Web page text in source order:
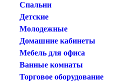
Спальни
Детские
Молодежные
Домашние кабинеты
Мебель для офиса
Ванные комнаты
Торговое оборудование